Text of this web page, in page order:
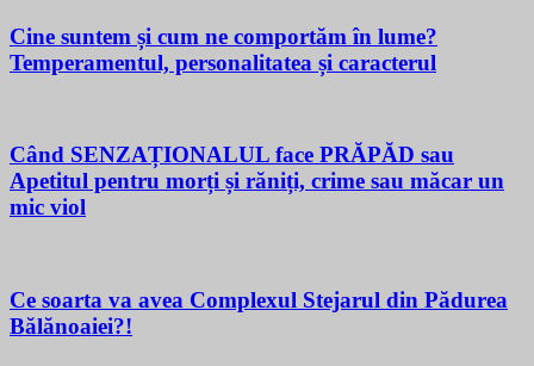
Cine suntem și cum ne comportăm în lume?
Temperamentul, personalitatea și caracterul
Când SENZAȚIONALUL face PRĂPĂD sau
Apetitul pentru morți și răniți, crime sau măcar un
mic viol
Ce soarta va avea Complexul Stejarul din Pădurea
Bălănoaiei?!